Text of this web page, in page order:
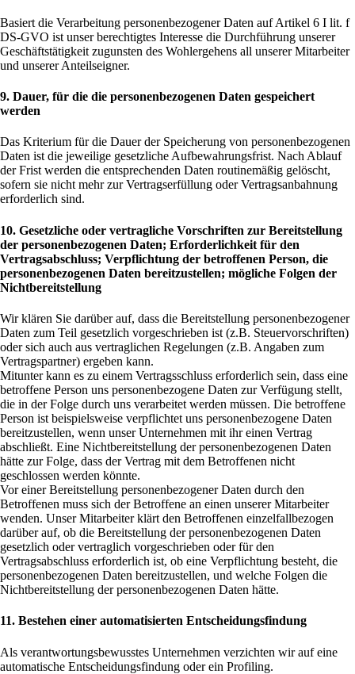
Basiert die Verarbeitung personenbezogener Daten auf Artikel 6 I lit. f
DS-GVO ist unser berechtigtes Interesse die Durchführung unserer
Geschäftstätigkeit zugunsten des Wohlergehens all unserer Mitarbeiter
und unserer Anteilseigner.
9. Dauer, für die die personenbezogenen Daten gespeichert
werden
Das Kriterium für die Dauer der Speicherung von personenbezogenen
Daten ist die jeweilige gesetzliche Aufbewahrungsfrist. Nach Ablauf
der Frist werden die entsprechenden Daten routinemäßig gelöscht,
sofern sie nicht mehr zur Vertragserfüllung oder Vertragsanbahnung
erforderlich sind.
10. Gesetzliche oder vertragliche Vorschriften zur Bereitstellung
der personenbezogenen Daten; Erforderlichkeit für den
Vertragsabschluss; Verpflichtung der betroffenen Person, die
personenbezogenen Daten bereitzustellen; mögliche Folgen der
Nichtbereitstellung
Wir klären Sie darüber auf, dass die Bereitstellung personenbezogener
Daten zum Teil gesetzlich vorgeschrieben ist (z.B. Steuervorschriften)
oder sich auch aus vertraglichen Regelungen (z.B. Angaben zum
Vertragspartner) ergeben kann.
Mitunter kann es zu einem Vertragsschluss erforderlich sein, dass eine
betroffene Person uns personenbezogene Daten zur Verfügung stellt,
die in der Folge durch uns verarbeitet werden müssen. Die betroffene
Person ist beispielsweise verpflichtet uns personenbezogene Daten
bereitzustellen, wenn unser Unternehmen mit ihr einen Vertrag
abschließt. Eine Nichtbereitstellung der personenbezogenen Daten
hätte zur Folge, dass der Vertrag mit dem Betroffenen nicht
geschlossen werden könnte.
Vor einer Bereitstellung personenbezogener Daten durch den
Betroffenen muss sich der Betroffene an einen unserer Mitarbeiter
wenden. Unser Mitarbeiter klärt den Betroffenen einzelfallbezogen
darüber auf, ob die Bereitstellung der personenbezogenen Daten
gesetzlich oder vertraglich vorgeschrieben oder für den
Vertragsabschluss erforderlich ist, ob eine Verpflichtung besteht, die
personenbezogenen Daten bereitzustellen, und welche Folgen die
Nichtbereitstellung der personenbezogenen Daten hätte.
11. Bestehen einer automatisierten Entscheidungsfindung
Als verantwortungsbewusstes Unternehmen verzichten wir auf eine
automatische Entscheidungsfindung oder ein Profiling.